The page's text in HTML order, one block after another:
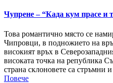
Чупрене – “Када кум прасе и
Това романтично място се
Чипровци, в подножието на
високият връх в
високата точка на република
страна склоновете са стръмни
Повече